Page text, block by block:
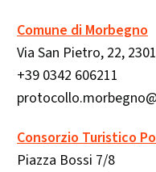
Comune di Morbegno
Via San Pietro, 22,
+39 0342 606211
Consorzio Turistico
Piazza Bossi 7/8